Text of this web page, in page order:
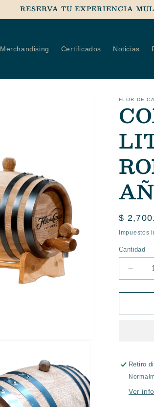
RESERVA TU EXPERIENCIA
Merchandising Certificados Noticias
FLOR DE
Precio
$
Impuestos
Cantidad
para
|
+
2
RON
Retiro
Ver